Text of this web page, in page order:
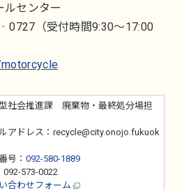
ルセンター
（受付時間9:30～17:00
社会推進課 廃棄物・最終処分場担
アドレス：recycle@city.onojo.fukuok
号： 092-580-1889
092-573-0022
合わせフォーム